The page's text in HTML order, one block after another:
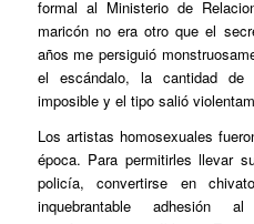
formal al Ministerio de
maricón no era otro que el
años me persiguió
el escándalo, la cantidad de
imposible y el tipo salió
Los artistas homosexuales
época. Para permitirles llevar
policía, convertirse en
inquebrantable